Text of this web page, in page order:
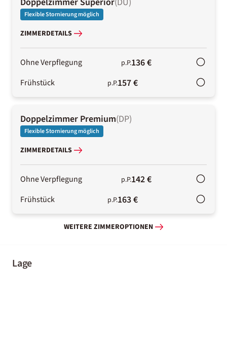
Flexible Stornierung möglich
ZIMMERDETAILS
Ohne Verpflegung p.P.136 €
Frühstück p.P.157 €
Doppelzimmer Premium(DP)
Flexible Stornierung möglich
ZIMMERDETAILS
Ohne Verpflegung p.P.142 €
Frühstück p.P.163 €
WEITERE ZIMMEROPTIONEN
Lage